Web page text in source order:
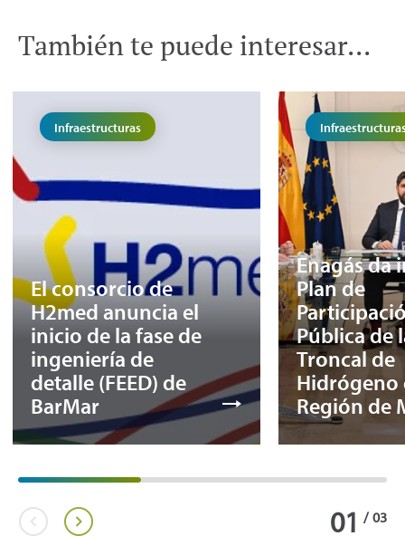
También te puede interesar...
Infraestructuras
El consorcio de
H2med anuncia el
inicio de la fase de
ingeniería de
detalle (FEED) de
BarMar
Enagás da
Plan de
Pública de
Troncal de
Hidrógeno
Región de
01 / 03